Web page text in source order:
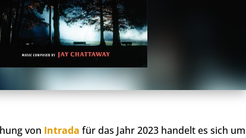
von Intrada für das Jahr 2023 handelt es sich